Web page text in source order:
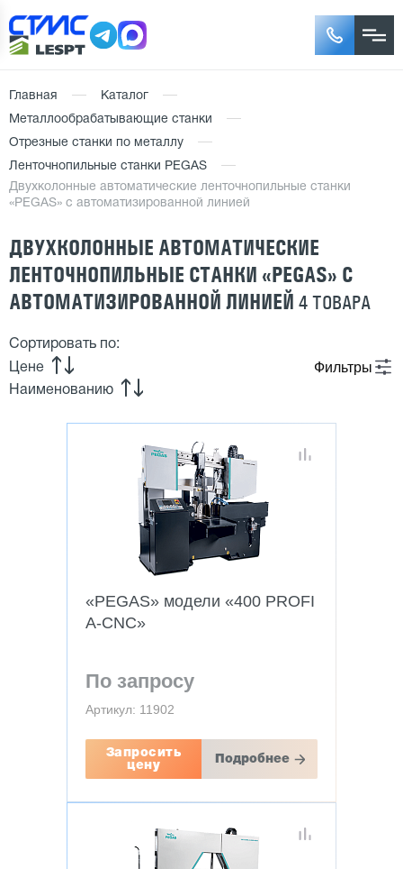
Главная
Каталог
Металлообрабатывающие станки
Отрезные станки по металлу
Ленточнопильные станки PEGAS
Двухколонные автоматические ленточнопильные станки
«PEGAS» c автоматизированной линией
ДВУХКОЛОННЫЕ АВТОМАТИЧЕСКИЕ
ЛЕНТОЧНОПИЛЬНЫЕ СТАНКИ «PEGAS» C
АВТОМАТИЗИРОВАННОЙ ЛИНИЕЙ 4 ТОВАРА
Фильтры
Сортировать по:
Цене
Наименованию
«PEGAS» модели «400 PROFI
A-CNC»
По запросу
Артикул: 11902
Запросить
цену
Подробнее